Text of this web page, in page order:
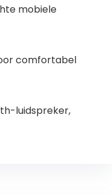
mobiele
comfortabel
luidspreker,